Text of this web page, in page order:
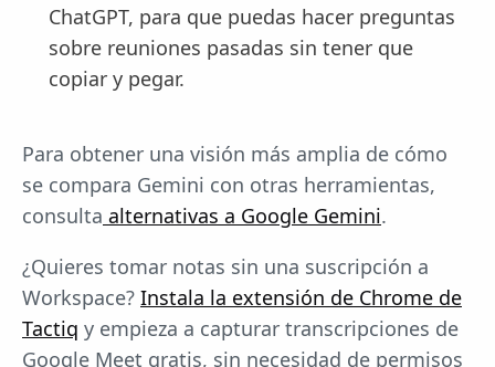
ChatGPT, para que puedas hacer preguntas
sobre reuniones pasadas sin tener que
copiar y pegar.
Para obtener una visión más amplia de cómo
se compara Gemini con otras herramientas,
consulta alternativas a Google Gemini.
¿Quieres tomar notas sin una suscripción a
Workspace? Instala la extensión de Chrome de
Tactiq y empieza a capturar transcripciones de
Google Meet gratis, sin necesidad de permisos